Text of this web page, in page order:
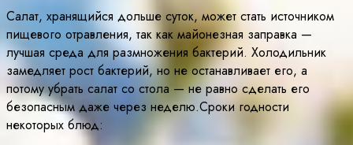
Салат, хранящийся дольше суток, может стать источником
пищевого отравления, так как майонезная заправка —
лучшая среда для размножения бактерий. Холодильник
замедляет рост бактерий, но не останавливает его, а
потому убрать салат со стола — не равно сделать его
безопасным даже через неделю.Сроки годности
некоторых блюд: